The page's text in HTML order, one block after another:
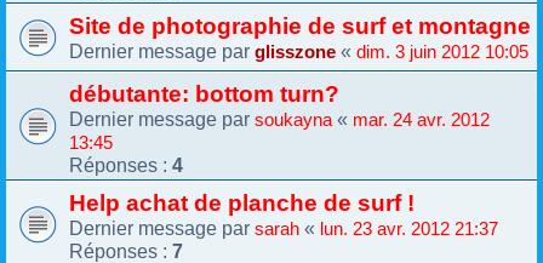
Site de photographie de surf et montagne
Dernier message par glisszone « dim. 3 juin 2012 10:05
débutante: bottom turn?
Dernier message par soukayna « mar. 24 avr. 2012
13:45
Réponses : 4
Help achat de planche de surf !
Dernier message par sarah « lun. 23 avr. 2012 21:37
Réponses : 7